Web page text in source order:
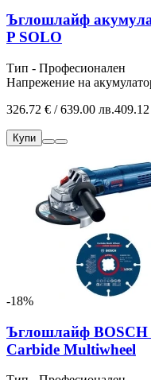
Ъглошлайф
P SOLO
Тип - Професионален
Напрежение на
326.72 € / 639.00 лв.
Купи
-18%
Ъглошлайф BOSCH
Carbide Multiwheel